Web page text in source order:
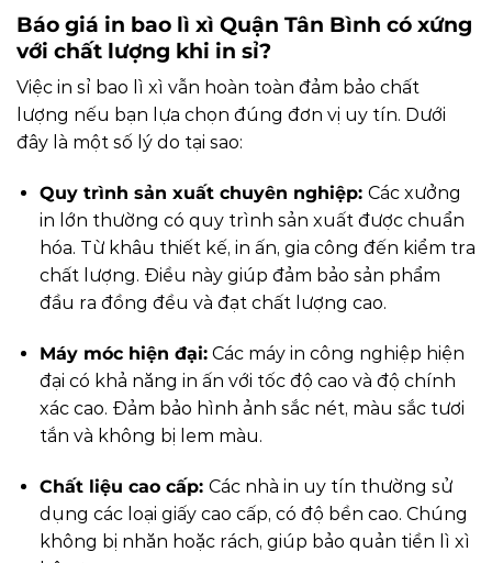
Báo giá in bao lì xì Quận Tân Bình có xứng
với chất lượng khi in sỉ?
Việc in sỉ bao lì xì vẫn hoàn toàn đảm bảo chất
lượng nếu bạn lựa chọn đúng đơn vị uy tín. Dưới
đây là một số lý do tại sao:
Quy trình sản xuất chuyên nghiệp: Các xưởng
in lớn thường có quy trình sản xuất được chuẩn
hóa. Từ khâu thiết kế, in ấn, gia công đến kiểm tra
chất lượng. Điều này giúp đảm bảo sản phẩm
đầu ra đồng đều và đạt chất lượng cao.
Máy móc hiện đại:Các máy in công nghiệp hiện
đại có khả năng in ấn với tốc độ cao và độ chính
xác cao. Đảm bảo hình ảnh sắc nét, màu sắc tươi
tắn và không bị lem màu.
Chất liệu cao cấp: Các nhà in uy tín thường sử
dụng các loại giấy cao cấp, có độ bền cao. Chúng
không bị nhăn hoặc rách, giúp bảo quản tiền lì xì